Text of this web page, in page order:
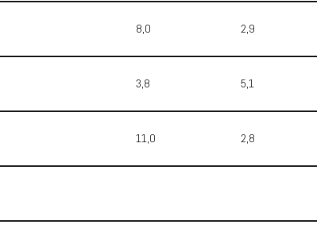
8,0 2,9
3,8 5,1
11,0 2,8